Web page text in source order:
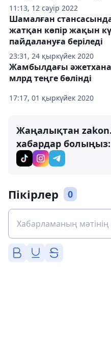
11:13, 12 сәуір 2022
23:31, 24 қыркүйек 2020
Шамалған
жатқан көпір жақын
пайдалануға беріледі
17:17, 01 қыркүйек 2020
Жамбылдағы
млрд теңге бөлінді
Жаңалықтан
хабардар болыңыз:
Пікірлер 0